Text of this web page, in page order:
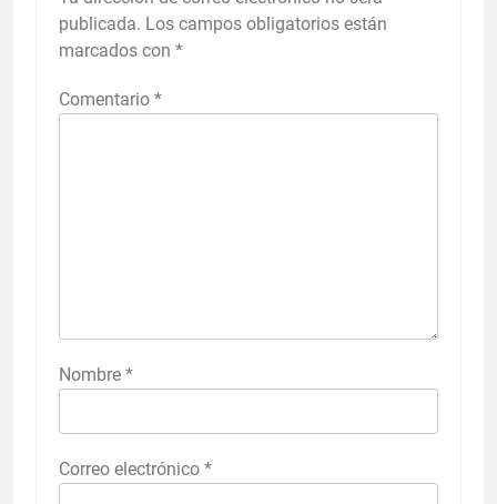
publicada. Los campos obligatorios están
marcados con *
Comentario *
Nombre *
Correo electrónico *